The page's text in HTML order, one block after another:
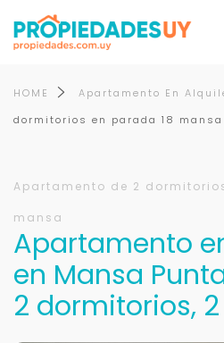
HOME Apartamento En
dormitorios en parada 18 mansa
Apartamento de 2
mansa
Apartamento
en Mansa
2 dormitorios,